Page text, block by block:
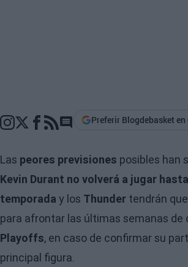
Go to comments section
Preferir Blogdebasket en
Las peores previsiones posibles han
Kevin Durant no volverá a jugar
temporada y los Thunder tendrán
para afrontar las últimas semanas de
Playoffs, en caso de confirmar su
principal figura.